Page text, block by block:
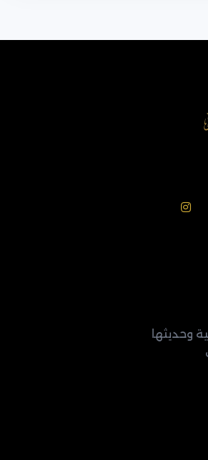
وحديثها